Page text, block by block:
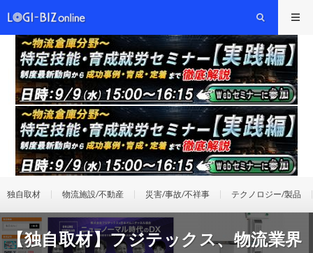
独自取材 物流施設/不動産 災害/事故/不祥事 テクノロジー/製品
【独自取材】フジテックス、物流業界